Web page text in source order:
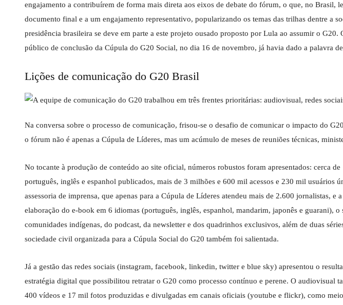
engajamento a contribuírem de forma mais direta aos eixos de debate do fórum, o que, no Brasil,
documento final e a um engajamento representativo, popularizando os temas das trilhas dentre a
presidência brasileira se deve em parte a este projeto ousado proposto por Lula ao assumir o
público de conclusão da Cúpula do G20 Social, no dia 16 de novembro, já havia dado a palavra
Lições de comunicação do G20 Brasil
Na conversa sobre o processo de comunicação, frisou-se o desafio de comunicar o impacto do
o fórum não é apenas a Cúpula de Líderes, mas um acúmulo de meses de reuniões técnicas,
No tocante à produção de conteúdo ao site oficial, números robustos foram apresentados: cerca
português, inglês e espanhol publicados, mais de 3 milhões e 600 mil acessos e 230 mil usuários
assessoria de imprensa, que apenas para a Cúpula de Líderes atendeu mais de 2.600 jornalistas, e
elaboração do e-book em 6 idiomas (português, inglês, espanhol, mandarim, japonês e guarani),
comunidades indígenas, do podcast, da newsletter e dos quadrinhos exclusivos, além de duas
sociedade civil organizada para a Cúpula Social do G20 também foi salientada.
Já a gestão das redes sociais (instagram, facebook, linkedin, twitter e blue sky) apresentou o
estratégia digital que possibilitou retratar o G20 como processo contínuo e perene. O audiovisual
400 vídeos e 17 mil fotos produzidas e divulgadas em canais oficiais (youtube e flickr), como